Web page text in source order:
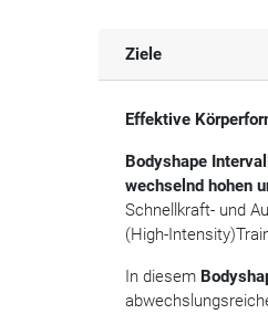
Ziele
Effektive
Bodyshape
wechselnd hohen
Schnellkraft- und
(High-
In diesem